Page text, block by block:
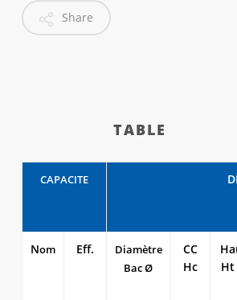
Share
TABLE
CAPACITE
Nom Eff.
Diamètre
Bac Ø
CC
Hc
Ht